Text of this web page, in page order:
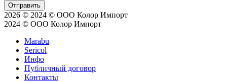
Отправить
2026 © 2024 © ООО Колор Импорт
2024 © ООО Колор Импорт
Marabu
Sericol
Инфо
Публичный договор
Контакты